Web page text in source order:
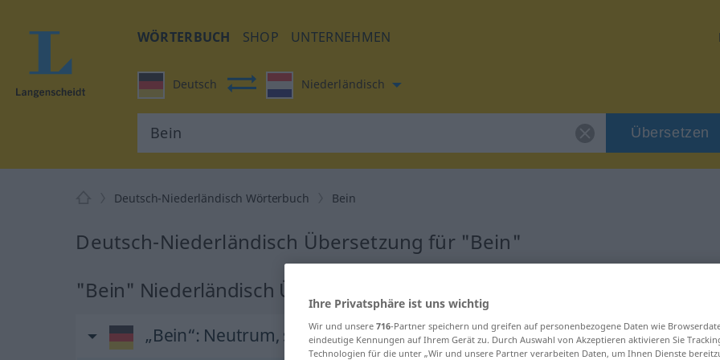
WÖRTERBUCH SHOP UNTERNEHMEN
Deutsch Niederländisch
Übersetzen
Deutsch-Niederländisch Wörterbuch Bein
Deutsch-Niederländisch Übersetzung für "Bein"
"Bein" Niederländisch Übersetzung
„Bein“: Neutrum, sächlich
Ihre Privatsphäre ist uns wichtig
Wir und unsere 716-Partner speichern und greifen auf personenbezogene Daten wie
eindeutige Kennungen auf Ihrem Gerät zu. Durch Auswahl von Akzeptieren aktivieren Sie
Technologien für die unter „Wir und unsere Partner verarbeiten Daten, um Ihnen Dienste